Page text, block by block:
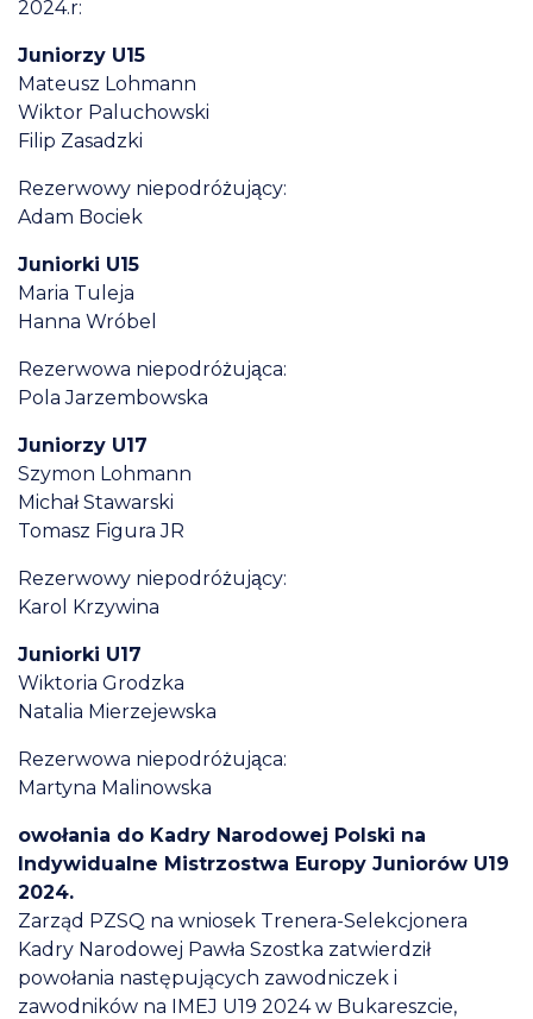
2024.r:
Juniorzy U15
Mateusz Lohmann
Wiktor Paluchowski
Filip Zasadzki
Rezerwowy niepodróżujący:
Adam Bociek
Juniorki U15
Maria Tuleja
Hanna Wróbel
Rezerwowa niepodróżująca:
Pola Jarzembowska
Juniorzy U17
Szymon Lohmann
Michał Stawarski
Tomasz Figura JR
Rezerwowy niepodróżujący:
Karol Krzywina
Juniorki U17
Wiktoria Grodzka
Natalia Mierzejewska
Rezerwowa niepodróżująca:
Martyna Malinowska
owołania do Kadry Narodowej Polski na
Indywidualne Mistrzostwa Europy Juniorów U19
2024.
Zarząd PZSQ na wniosek Trenera-Selekcjonera
Kadry Narodowej Pawła Szostka zatwierdził
powołania następujących zawodniczek i
zawodników na IMEJ U19 2024 w Bukareszcie,